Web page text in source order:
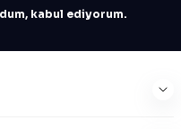
kabul ediyorum.